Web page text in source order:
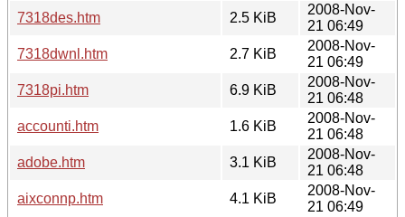
7318des.htm
2.5 KiB
2008-Nov-
21 06:49
7318dwnl.htm
2.7 KiB
2008-Nov-
21 06:49
7318pi.htm
6.9 KiB
2008-Nov-
21 06:48
accounti.htm
1.6 KiB
2008-Nov-
21 06:48
adobe.htm
3.1 KiB
2008-Nov-
21 06:48
aixconnp.htm
4.1 KiB
2008-Nov-
21 06:49